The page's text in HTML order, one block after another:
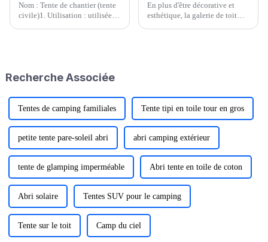
Nom : Tente de chantier (tente
civile)1. Utilisation : utilisée
catastrophe et la lutte contre les
En plus d'être décorative et
esthétique, la galerie de toit
peut être utilisée pour ranger
des objets qui ne peuvent pas
rentrer dans le coffre à bagages,
comme des bagages
volumineux, des vélos, des lits
pliants, etc.
Recherche Associée
Tentes de camping familiales Tente tipi en toile tour en gros
petite tente pare-soleil abri abri camping extérieur
tente de glamping imperméable Abri tente en toile de coton
Abri solaire Tentes SUV pour le camping
Tente sur le toit Camp du ciel